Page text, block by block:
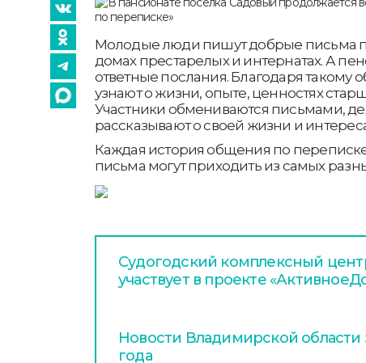
Молодые люди пишут добрые письма
домах престарелых и интернатах. А
ответные послания. Благодаря
узнают о жизни, опыте, ценностях
Участники обмениваются письмами,
рассказывают о своей жизни и
Каждая история общения по
письма могут приходить из самых
Судогодский комплексный
участвует в проекте
Новости Владимирской области
года